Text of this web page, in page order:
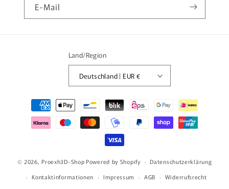
E-Mail
Land/Region
Deutschland | EUR €
Zahlungsmethoden
© 2026,Proexh3D-ShopPowered by Shopify
Datenschutzerklärung
Kontaktinformationen
Impressum AGB Widerrufsrecht